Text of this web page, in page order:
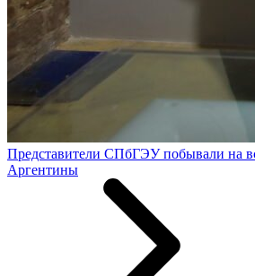
Представители СПбГЭУ побывали на
Аргентины